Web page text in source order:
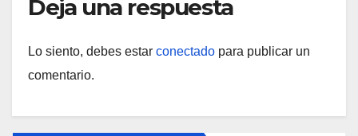
Deja una respuesta
Lo siento, debes estar conectado para publicar un
comentario.